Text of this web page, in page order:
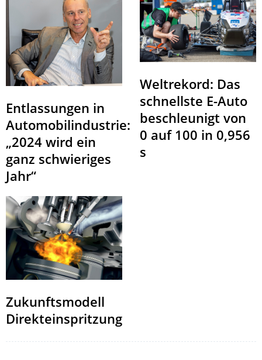
Entlassungen in
Automobilindustrie:
„2024 wird ein
ganz schwieriges
Jahr“
Weltrekord: Das
schnellste E-Auto
beschleunigt von
0 auf 100 in 0,956
s
Zukunftsmodell
Direkteinspritzung